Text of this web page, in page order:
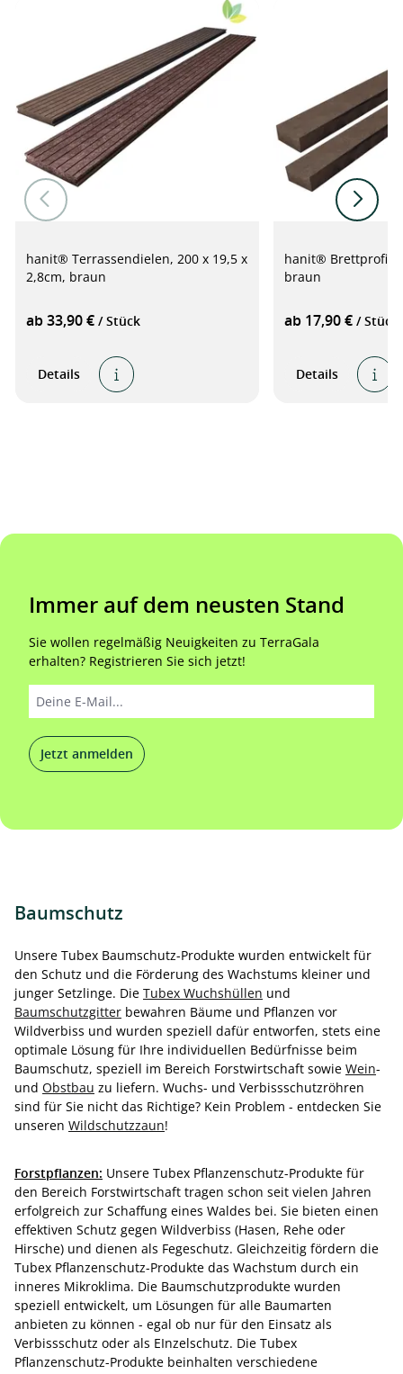
hanit® Terrassendielen, 200 x 19,5 x
2,8cm, braun
ab 33,90 € / Stück
Details
hanit® Brettprofil,
braun
ab 17,90 € / Stück
Details
Immer auf dem neusten Stand
Sie wollen regelmäßig Neuigkeiten zu TerraGala
erhalten? Registrieren Sie sich jetzt!
Jetzt anmelden
Baumschutz
Unsere Tubex Baumschutz-Produkte wurden entwickelt für
den Schutz und die Förderung des Wachstums kleiner und
junger Setzlinge. Die Tubex Wuchshüllen und
Baumschutzgitter bewahren Bäume und Pflanzen vor
Wildverbiss und wurden speziell dafür entworfen, stets eine
optimale Lösung für Ihre individuellen Bedürfnisse beim
Baumschutz, speziell im Bereich Forstwirtschaft sowie Wein-
und Obstbau zu liefern. Wuchs- und Verbissschutzröhren
sind für Sie nicht das Richtige? Kein Problem - entdecken Sie
unseren Wildschutzzaun!
Forstpflanzen: Unsere Tubex Pflanzenschutz-Produkte für
den Bereich Forstwirtschaft tragen schon seit vielen Jahren
erfolgreich zur Schaffung eines Waldes bei. Sie bieten einen
effektiven Schutz gegen Wildverbiss (Hasen, Rehe oder
Hirsche) und dienen als Fegeschutz. Gleichzeitig fördern die
Tubex Pflanzenschutz-Produkte das Wachstum durch ein
inneres Mikroklima. Die Baumschutzprodukte wurden
speziell entwickelt, um Lösungen für alle Baumarten
anbieten zu können - egal ob nur für den Einsatz als
Verbissschutz oder als EInzelschutz. Die Tubex
Pflanzenschutz-Produkte beinhalten verschiedene